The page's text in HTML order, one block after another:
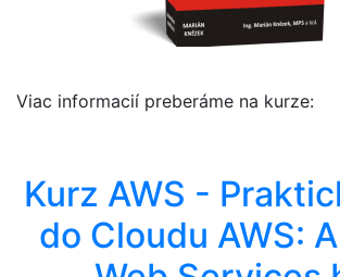
Viac informacií preberáme na kurze:
Kurz AWS -
do Cloudu AWS: